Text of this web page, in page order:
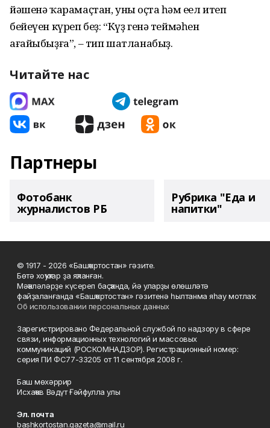
йәшенә ҡарамаҫтан, уның оҫта һәм еңел итеп
бейеүен күреп беҙ: “Күҙ генә теймәһен
ағайыбыҙға”, – тип шатланабыҙ.
Читайте нас
Партнеры
Фотобанк
журналистов РБ
Рубрика "Еда и
напитки"
© 1917 - 2026 «Башҡортостан» гәзите.
Бөтә хоҡуҡтар ҙа яҡланған.
Мәҡәләләрҙе күсереп баҫҡанда, йә уларҙы өлөшләтә
файҙаланғанда «Башҡортостан» гәзитенә һылтанма яһау мотлаҡ.
Об использовании персональных данных
Зарегистрировано Федеральной службой по надзору в сфере
связи, информационных технологий и массовых
коммуникаций (РОСКОМНАДЗОР). Регистрационный номер:
серия ПИ ФС77-33205 от 11 сентября 2008 г.
Баш мөхәррир
Исхаҡов Вәдүт Ғәйфулла улы
Эл. почта
bashkortostan.gazeta@mail.ru